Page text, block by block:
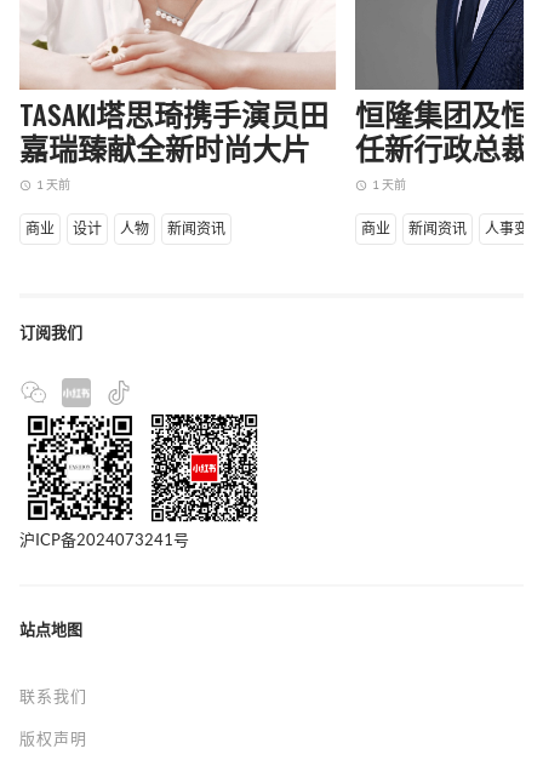
TASAKI塔思琦携手演员田
嘉瑞臻献全新时尚大片
access_time 1 天前
商业 设计 人物 新闻资讯
恒隆集团及恒
任新行政总裁
access_time 1 天前
商业 新闻资讯 人事变动
订阅我们
沪ICP备2024073241号
站点地图
联系我们
版权声明